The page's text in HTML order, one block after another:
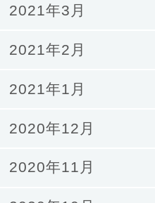
2021年3月
2021年2月
2021年1月
2020年12月
2020年11月